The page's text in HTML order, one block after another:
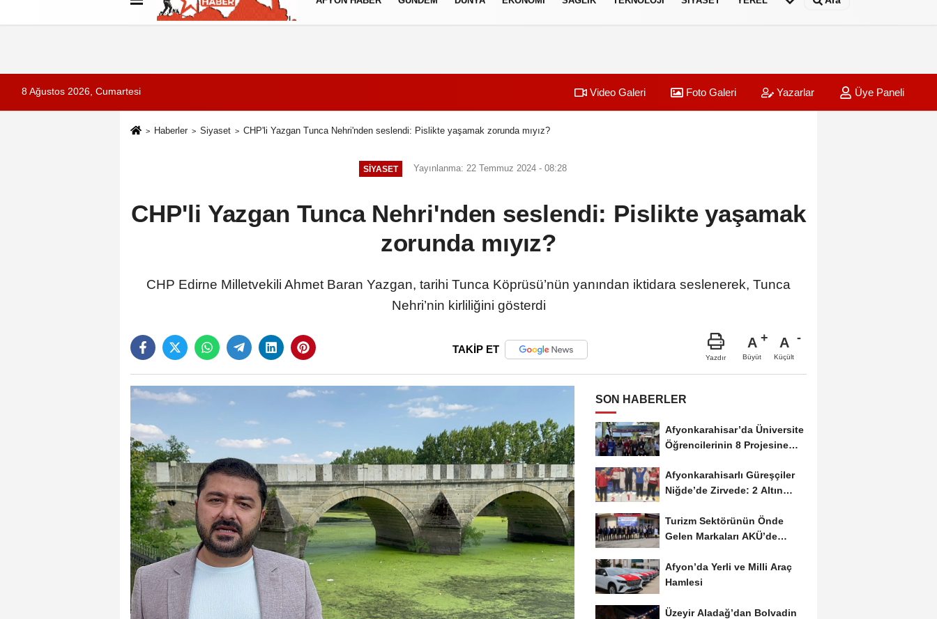
Künye İletişim Çerez Politikası
8 Ağustos 2026, Cumartesi Video Galeri Foto Galeri Yazarlar Üye Paneli
Haberler Siyaset CHP'li Yazgan Tunca Nehri'nden seslendi: Pislikte yaşamak zorunda mıyız?
SIYASET Yayınlanma: 22 Temmuz 2024 - 08:28
CHP'li Yazgan Tunca Nehri'nden seslendi: Pislikte yaşamak
zorunda mıyız?
CHP Edirne Milletvekili Ahmet Baran Yazgan, tarihi Tunca Köprüsü’nün yanından iktidara seslenerek, Tunca
Nehri’nin kirliliğini gösterdi
TAKİP ET
Yazdır
A
Büyüt
A
Küçült
SON HABERLER
Afyonkarahisar’da Üniversite
Öğrencilerinin 8 Projesine
Afyonkarahisarlı Güreşçiler
Niğde’de Zirvede: 2 Altın
Turizm Sektörünün Önde
Gelen Markaları AKÜ’de
Afyon’da Yerli ve Milli Araç
Hamlesi
Üzeyir Aladağ’dan Bolvadin